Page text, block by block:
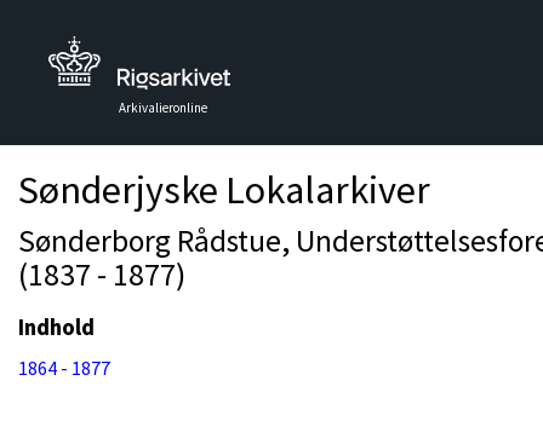
Arkivalieronline
Sønderjyske Lokalarkiver
Sønderborg Rådstue,
(1837 - 1877)
Indhold
1864 - 1877